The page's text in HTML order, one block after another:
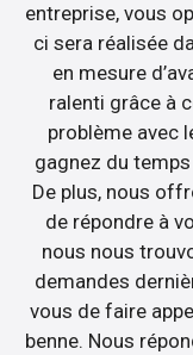
entreprise, vous
ci sera réalisée
en mesure
ralenti grâce à
problème avec
gagnez du
De plus, nous
de répondre à
nous nous
demandes
vous de faire
benne. Nous